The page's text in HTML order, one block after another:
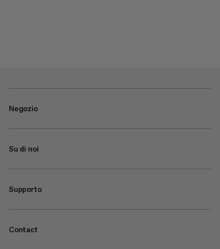
Negozio
Su di noi
Supporto
Contact